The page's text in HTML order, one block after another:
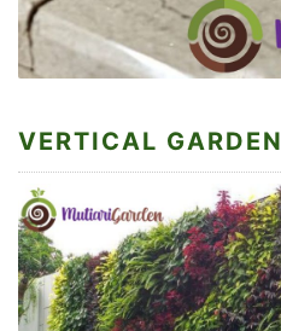
VERTICAL GARDEN